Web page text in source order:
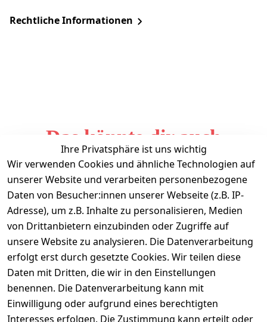
Rechtliche Informationen
Das könnte dir auch
gefallen
Ihre Privatsphäre ist uns wichtig
Wir verwenden Cookies und ähnliche Technologien auf
unserer Website und verarbeiten personenbezogene
Daten von Besucher:innen unserer Webseite (z.B. IP-
Adresse), um z.B. Inhalte zu personalisieren, Medien
von Drittanbietern einzubinden oder Zugriffe auf
unsere Website zu analysieren. Die Datenverarbeitung
erfolgt erst durch gesetzte Cookies. Wir teilen diese
Daten mit Dritten, die wir in den Einstellungen
benennen. Die Datenverarbeitung kann mit
Einwilligung oder aufgrund eines berechtigten
Interesses erfolgen. Die Zustimmung kann erteilt oder
Informationen
Mein Konto